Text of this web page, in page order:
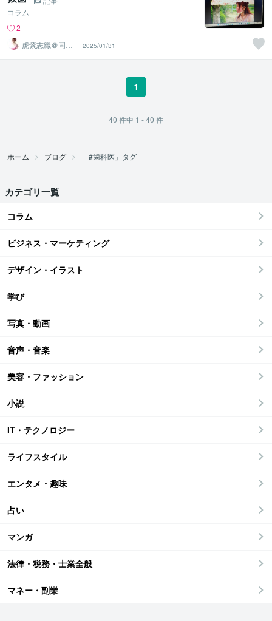
コラム
2
虎紫志織＠同じ
目線の『駆け込
み寺』
2025/01/31
1
40 件中 1 - 40 件
ホーム ブログ 「#歯科医」タグ
カテゴリ一覧
コラム
ビジネス・マーケティング
デザイン・イラスト
学び
写真・動画
音声・音楽
美容・ファッション
小説
IT・テクノロジー
ライフスタイル
エンタメ・趣味
占い
マンガ
法律・税務・士業全般
マネー・副業